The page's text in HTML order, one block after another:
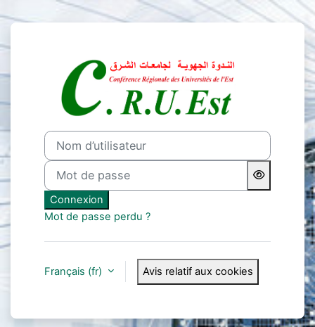
Passer au contenu principal
Connexion à
Nom d’utilisateur
Mot de passe
Connexion
Mot de passe perdu ?
Français ‎(fr)‎ Avis relatif aux cookies